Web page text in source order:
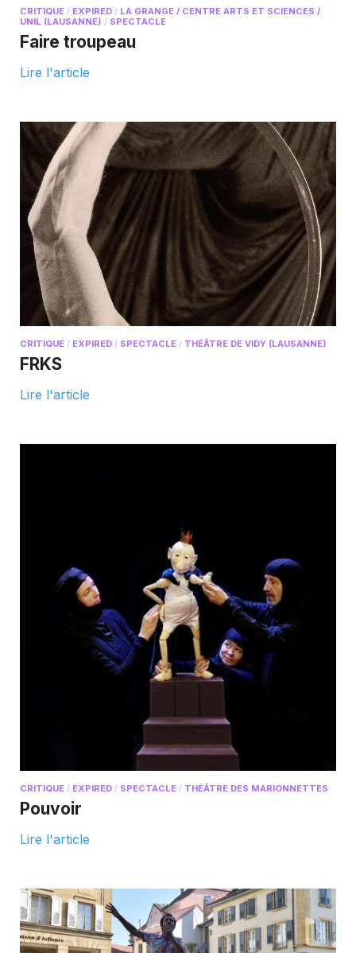
CRITIQUE / EXPIRED / LA GRANGE / CENTRE ARTS ET SCIENCES /
UNIL (LAUSANNE) / SPECTACLE
Faire troupeau
Lire l'article
CRITIQUE / EXPIRED / SPECTACLE / THÉÂTRE DE VIDY (LAUSANNE)
FRKS
Lire l'article
CRITIQUE / EXPIRED / SPECTACLE / THÉÂTRE DES MARIONNETTES
Pouvoir
Lire l'article